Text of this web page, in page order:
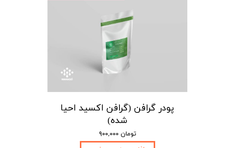
پودر گرافن (گرافن اکسید احیا
شده)
۹۰۰,۰۰۰ تومان